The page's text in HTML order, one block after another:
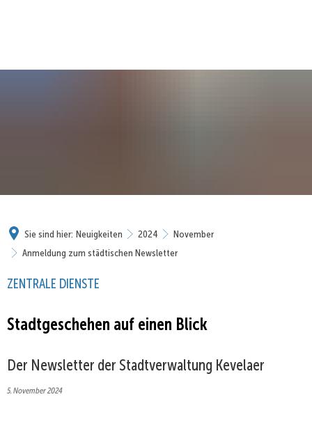
Sie sind hier: Neuigkeiten 2024
November
Anmeldung zum städtischen Newsletter
ZENTRALE DIENSTE
Stadtgeschehen auf einen Blick
Der Newsletter der Stadtverwaltung Kevelaer
5. November 2024